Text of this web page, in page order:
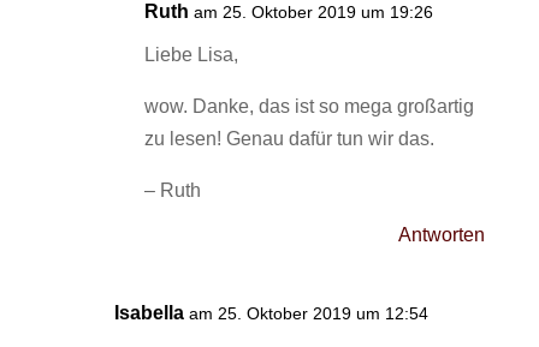
Ruth am 25. Oktober 2019 um 19:26
Liebe Lisa,
wow. Danke, das ist so mega großartig
zu lesen! Genau dafür tun wir das.
– Ruth
Antworten
Isabella am 25. Oktober 2019 um 12:54